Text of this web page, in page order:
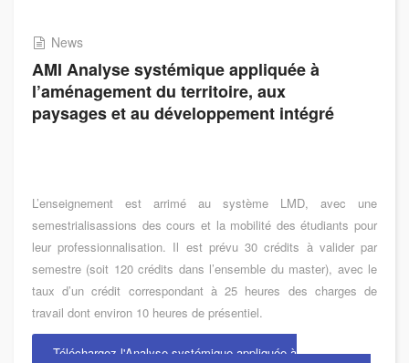
News
AMI Analyse systémique appliquée à
l’aménagement du territoire, aux
paysages et au développement intégré
L’enseignement est arrimé au système LMD, avec une
semestrialisassions des cours et la mobilité des étudiants pour
leur professionnalisation. Il est prévu 30 crédits à valider par
semestre (soit 120 crédits dans l’ensemble du master), avec le
taux d’un crédit correspondant à 25 heures des charges de
travail dont environ 10 heures de présentiel.
Téléchargez l'Analyse systémique appliquée à